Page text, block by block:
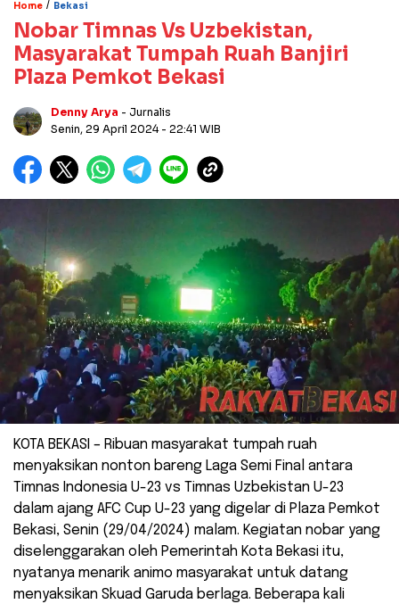
Home / Bekasi
Nobar Timnas Vs Uzbekistan,
Masyarakat Tumpah Ruah Banjiri
Plaza Pemkot Bekasi
Denny Arya - Jurnalis
Senin, 29 April 2024 - 22:41 WIB
KOTA BEKASI – Ribuan masyarakat tumpah ruah
menyaksikan nonton bareng Laga Semi Final antara
Timnas Indonesia U-23 vs Timnas Uzbekistan U-23
dalam ajang AFC Cup U-23 yang digelar di Plaza Pemkot
Bekasi, Senin (29/04/2024) malam. Kegiatan nobar yang
diselenggarakan oleh Pemerintah Kota Bekasi itu,
nyatanya menarik animo masyarakat untuk datang
menyaksikan Skuad Garuda berlaga. Beberapa kali